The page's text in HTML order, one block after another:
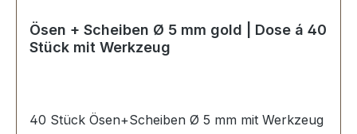
Ösen + Scheiben Ø 5 mm gold | Dose á 40
Stück mit Werkzeug
40 Stück Ösen+Scheiben Ø 5 mm mit Werkzeug